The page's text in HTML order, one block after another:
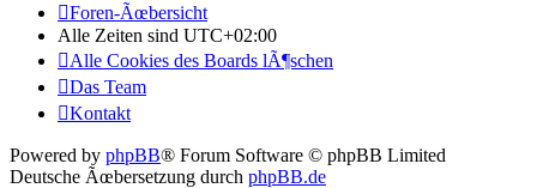
Foren-Ãœbersicht
Alle Zeiten sind UTC+02:00
Alle Cookies des Boards lÃ¶schen
Das Team
Kontakt
Powered by phpBB® Forum Software © phpBB Limited
Deutsche Ãœbersetzung durch phpBB.de